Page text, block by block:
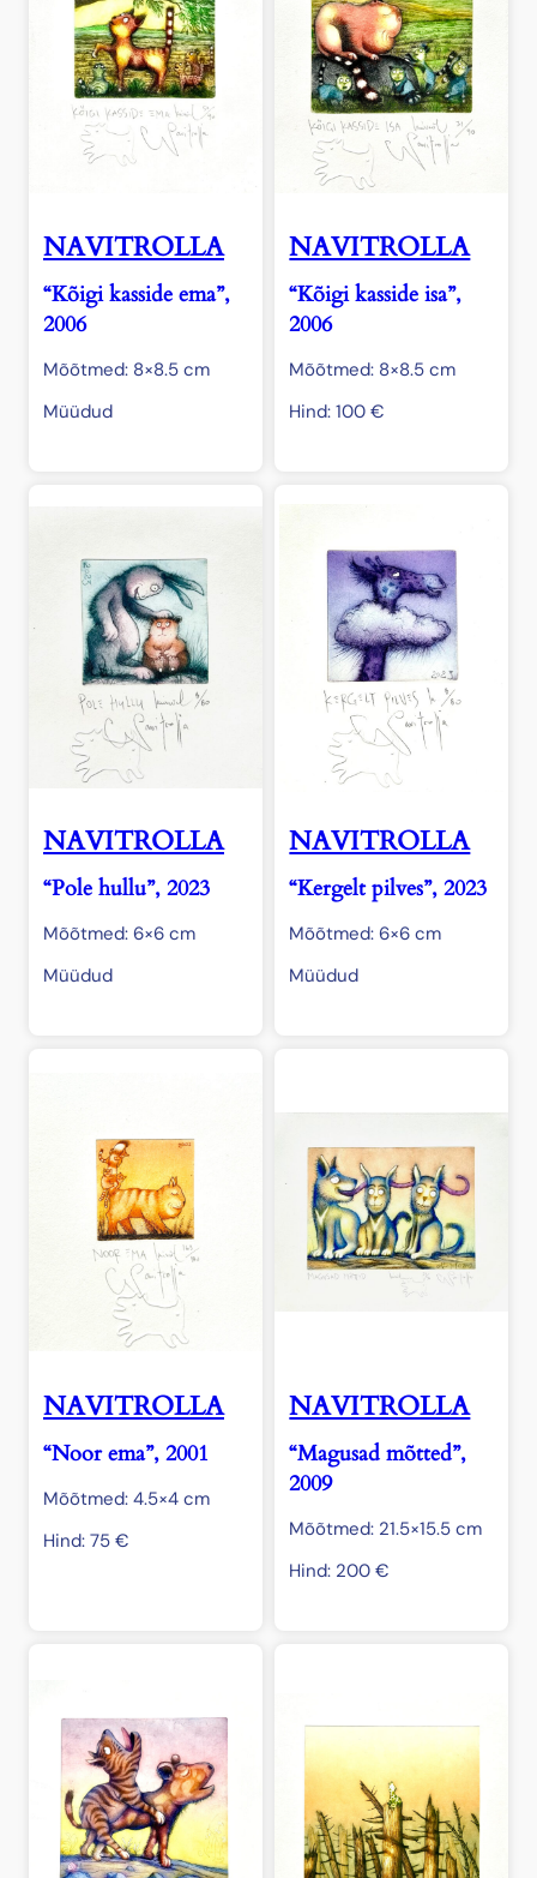
NAVITROLLA
“Kõigi kasside ema”,
2006
Mõõtmed: 8×8.5 cm
Müüdud
NAVITROLLA
“Kõigi kasside isa”,
2006
Mõõtmed: 8×8.5 cm
Hind:100€
NAVITROLLA
“Pole hullu”, 2023
Mõõtmed: 6×6 cm
Müüdud
NAVITROLLA
“Kergelt pilves”, 2023
Mõõtmed: 6×6 cm
Müüdud
NAVITROLLA
“Noor ema”, 2001
Mõõtmed: 4.5×4 cm
Hind: 75 €
NAVITROLLA
“Magusad mõtted”,
2009
Mõõtmed: 21.5×15.5 cm
Hind: 200€